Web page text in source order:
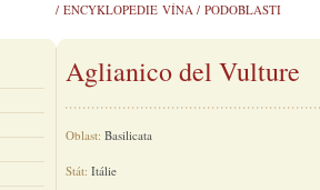
/ ENCYKLOPEDIE VÍNA / PODOBLASTI
Aglianico del Vulture
Oblast: Basilicata
Stát: Itálie